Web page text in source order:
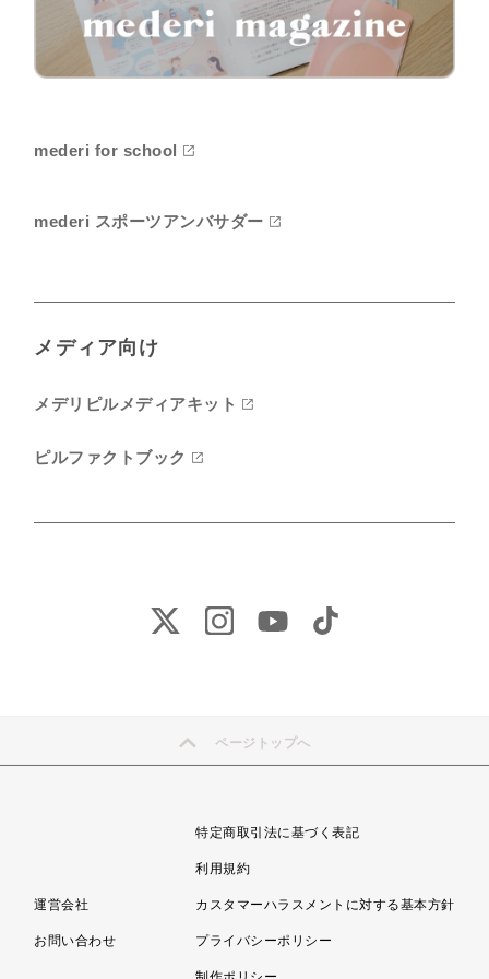
mederi for school
mederi スポーツアンバサダー
メディア向け
メデリピルメディアキット
ピルファクトブック
ページトップへ
運営会社
お問い合わせ
特定商取引法に基づく表記
利用規約
カスタマーハラスメントに対する基本方針
プライバシーポリシー